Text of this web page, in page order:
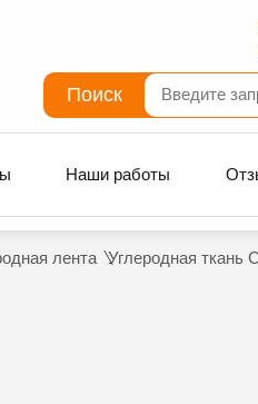
Поиск
Наши работы
лента Углеродная ткань